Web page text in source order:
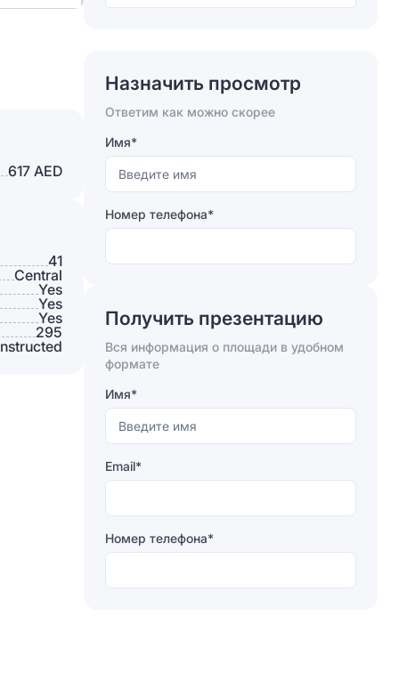
617 AED
41
Сentral
Yes
Yes
Yes
295
Назначить просмотр
Ответим как можно скорее
Имя*
Номер телефона*
Отправляя форму, вы соглашаетесь на
Отправить
Получить презентацию
Вся информация о площади в удобном
формате
Имя*
Email*
Номер телефона*